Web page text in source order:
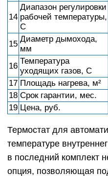
14
Диапазон регулировки
рабочей температуры,
С
15
Диаметр дымохода,
мм
16
Температура
уходящих газов, С
17 Площадь нагрева, м²
18 Срок гарантии, мес.
19 Цена, руб.
Термостат для
температуре
в последний комплект
опция, позволяющая